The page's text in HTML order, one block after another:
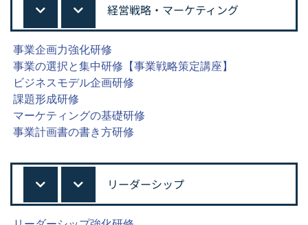
経営戦略・マーケティング
事業企画力強化研修
事業の選択と集中研修【事業戦略策定講座】
ビジネスモデル企画研修
課題形成研修
マーケティングの基礎研修
事業計画書の書き方研修
リーダーシップ